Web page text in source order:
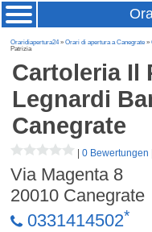
Oraridiapertura24»Orari di apertura a Canegrate »
Patrizia
Cartoleria Il
Legnardi
Canegrate
|0 Bewertungen
Via Magenta 8
20010 Canegrate
0331414502*